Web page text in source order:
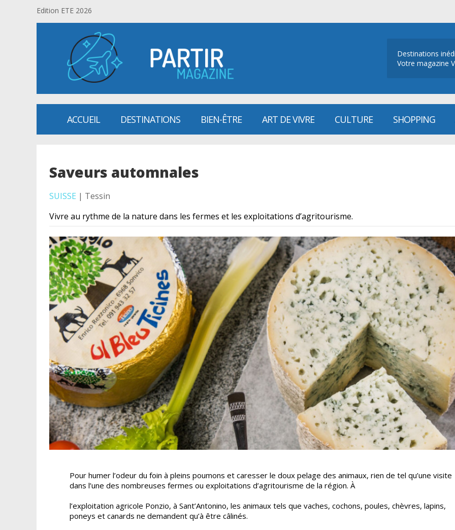
Edition ETE 2026
Destinations
Votre magazine
ACCUEIL DESTINATIONS BIEN-ÊTRE ART DE VIVRE CULTURE SHOPPING
Saveurs automnales
SUISSE | Tessin
Vivre au rythme de la nature dans les fermes et les exploitations d’agritourisme.
Pour humer l’odeur du foin à pleins poumons et caresser le doux pelage des animaux, rien de tel qu’une visite
dans l’une des nombreuses fermes ou exploitations d’agritourisme de la région. À
l’exploitation agricole Ponzio, à Sant’Antonino, les animaux tels que vaches, cochons, poules, chèvres, lapins,
poneys et canards ne demandent qu’à être câlinés.